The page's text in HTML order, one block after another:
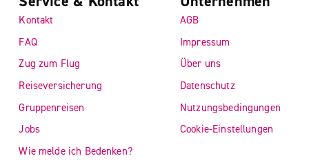
Kontakt
FAQ
Zug zum Flug
Reiseversicherung
Gruppenreisen
Jobs
Wie melde ich Bedenken?
AGB
Impressum
Über uns
Datenschutz
Nutzungsbedingungen
Cookie-Einstellungen